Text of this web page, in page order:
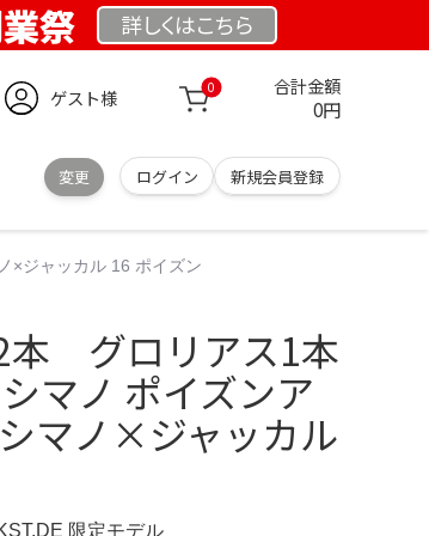
祭 詳しくはこちら
ゲスト様 0 合計金額
0円
変更 ログイン 新規会員登録
×ジャッカル 16 ポイズン
本 グロリアス1本
マノ ポイズンア
マノ×ジャッカル
限定モデル